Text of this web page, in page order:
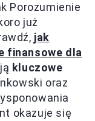
Porozumienie
już
jak
finansowe dla
kluczowe
oraz
okazuje się